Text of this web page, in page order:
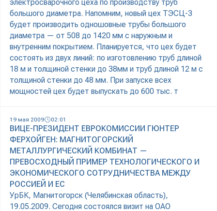
электросварочного цеха по производству труб
большого диаметра. Напомним, новый цех ТЭСЦ-3
будет производить одношовные трубы большого
диаметра — от 508 до 1420 мм с наружным и
внутренним покрытием. Планируется, что цех будет
состоять из двух линий: по изготовлению труб длиной
18 м и толщиной стенки до 38мм и труб длиной 12 м с
толщиной стенки до 48 мм. При запуске всех
мощностей цех будет выпускать до 600 тыс. т
19 мая 2009 02:01
ВИЦЕ-ПРЕЗИДЕНТ ЕВРОКОМИССИИ ГЮНТЕР
ФЕРХОЙГЕН: МАГНИТОГОРСКИЙ
МЕТАЛЛУРГИЧЕСКИЙ КОМБИНАТ —
ПРЕВОСХОДНЫЙ ПРИМЕР ТЕХНОЛОГИЧЕСКОГО И
ЭКОНОМИЧЕСКОГО СОТРУДНИЧЕСТВА МЕЖДУ
РОССИЕЙ И ЕС
УрБК, Магнитогорск (Челябинская область),
19.05.2009. Сегодня состоялся визит на ОАО